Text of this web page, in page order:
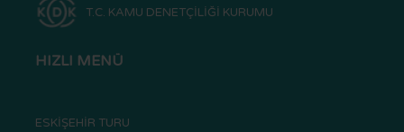
T.C. KAMU DENETÇİLİĞİ KURUMU
HIZLI MENÜ
ESKİŞEHİR TURU